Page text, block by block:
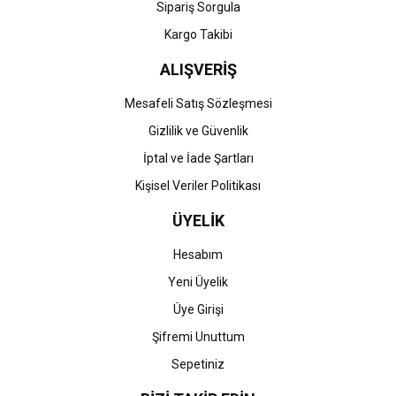
Gönder
Sipariş Sorgula
Kargo Takibi
ALIŞVERİŞ
Mesafeli Satış Sözleşmesi
Gizlilik ve Güvenlik
İptal ve İade Şartları
Kişisel Veriler Politikası
ÜYELİK
Hesabım
Yeni Üyelik
Üye Girişi
Şifremi Unuttum
Sepetiniz